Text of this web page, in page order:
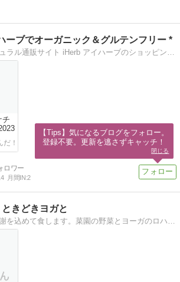
ーブでオーガニック＆グルテンフリー *
アメリカのナチュラル通販サイト iHerb アイハーブのショッピングレポート オーガニック、ローフード、グルテンフリー、ヴィーガン、コスメ、美容etc.
チ
月間IN:2
きどきヨガと
菜園の野菜を感謝を込めて食します。菜園の野菜とヨーガのロハスっぽい生活日記
【Tips】気になるブログをフォロー。
登録不要。更新を逃さずキャッチ！
閉じる